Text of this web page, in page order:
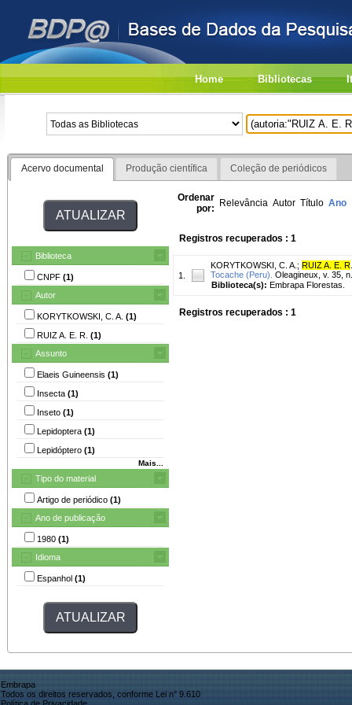
Home Bibliotecas
Acervo documental Produção científica Coleção de periódicos
Biblioteca
CNPF (1)
Autor
KORYTKOWSKI, C. A. (1)
RUIZ A. E. R. (1)
Assunto
Elaeis Guineensis (1)
Insecta (1)
Inseto (1)
Lepidoptera (1)
Lepidóptero (1)
Mais...
Tipo do material
Artigo de periódico (1)
Ano de publicação
1980 (1)
Idioma
Espanhol (1)
Ordenar
por: Relevância Autor Título Ano
Registros recuperados : 1
1.
KORYTKOWSKI, C. A. ; RUIZ A. E. R
Tocache (Peru). Oleagineux, v. 35,
Biblioteca(s): Embrapa Florestas.
Registros recuperados : 1
Embrapa
Todos os direitos reservados, conforme Lei n° 9.610